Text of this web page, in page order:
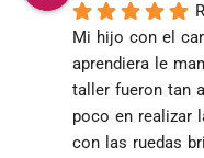
Mi hijo con el
aprendiera le
taller fueron tan
poco en realizar
con las ruedas